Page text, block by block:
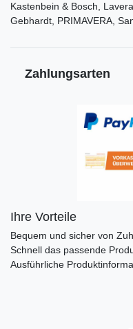
Kastenbein & Bosch,
Gebhardt, PRIMAVERA,
Zahlungsarten
Ihre Vorteile
Bequem und sicher von
Schnell das passende
Ausführliche